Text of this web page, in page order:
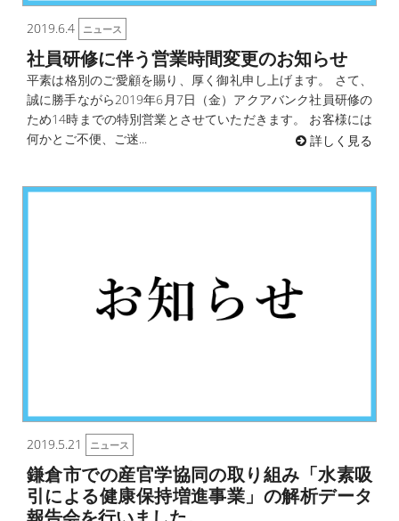
2019.6.4 ニュース
社員研修に伴う営業時間変更のお知らせ
平素は格別のご愛顧を賜り、厚く御礼申し上げます。 さて、
誠に勝手ながら2019年6月7日（金）アクアバンク社員研修の
ため14時までの特別営業とさせていただきます。 お客様には
何かとご不便、ご迷...
詳しく見る
2019.5.21 ニュース
鎌倉市での産官学協同の取り組み「水素吸
引による健康保持増進事業」の解析データ